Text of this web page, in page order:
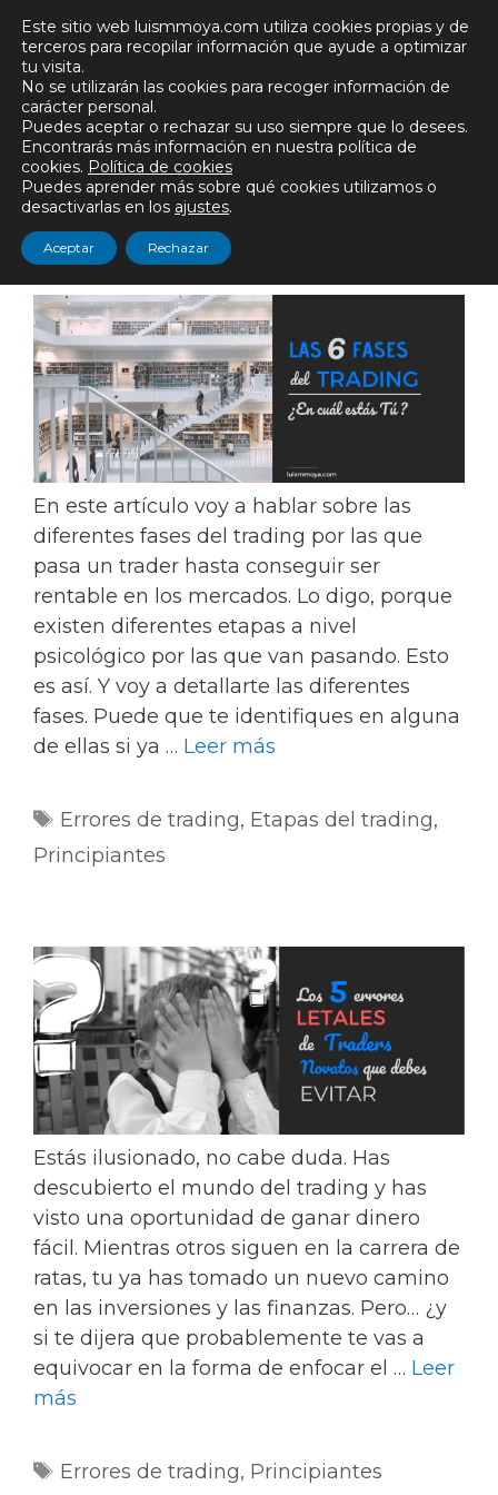
contenido
Menú
Psicotrading
En este artículo voy a hablar sobre las
diferentes fases del trading por las que
pasa un trader hasta conseguir ser
rentable en los mercados. Lo digo, porque
existen diferentes etapas a nivel
psicológico por las que van pasando. Esto
es así. Y voy a detallarte las diferentes
fases. Puede que te identifiques en alguna
de ellas si ya … Leer más
Etiquetas
Errores de trading, Etapas del trading,
Principiantes
Estás ilusionado, no cabe duda. Has
descubierto el mundo del trading y has
visto una oportunidad de ganar dinero
fácil. Mientras otros siguen en la carrera de
ratas, tu ya has tomado un nuevo camino
en las inversiones y las finanzas. Pero… ¿y
si te dijera que probablemente te vas a
equivocar en la forma de enfocar el … Leer
más
Etiquetas
Errores de trading, Principiantes
Este sitio web luismmoya.com utiliza cookies propias y de
terceros para recopilar información que ayude a optimizar
tu visita.
No se utilizarán las cookies para recoger información de
carácter personal.
Puedes aceptar o rechazar su uso siempre que lo desees.
Encontrarás más información en nuestra política de
cookies. Política de cookies
Puedes aprender más sobre qué cookies utilizamos o
desactivarlas en los ajustes.
Aceptar Rechazar